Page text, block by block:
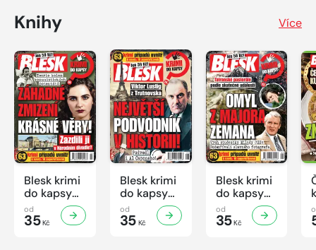
Knihy Více
Blesk krimi
do kapsy
č.7/2026
od
35Kč
Blesk krimi
do kapsy
č.6/2026
od
35Kč
Blesk krimi
do kapsy
č.5/2026
od
35Kč